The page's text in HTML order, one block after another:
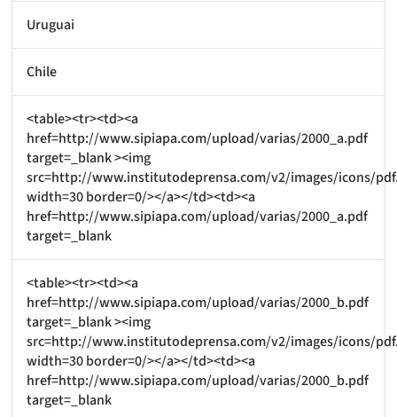
Uruguai
Chile
<table><tr><td><a
href=http://www.sipiapa.com/upload/varias/2000_a.pdf
target=_blank ><img
src=http://www.institutodeprensa.com/v2/images/icons/
width=30 border=0/></a></td><td><a
href=http://www.sipiapa.com/upload/varias/2000_a.pdf
target=_blank
<table><tr><td><a
href=http://www.sipiapa.com/upload/varias/2000_b.pdf
target=_blank ><img
src=http://www.institutodeprensa.com/v2/images/icons/
width=30 border=0/></a></td><td><a
href=http://www.sipiapa.com/upload/varias/2000_b.pdf
target=_blank